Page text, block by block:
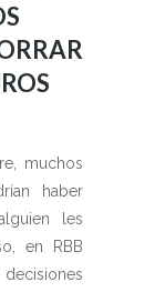
muchos
haber
les
en RBB
decisiones